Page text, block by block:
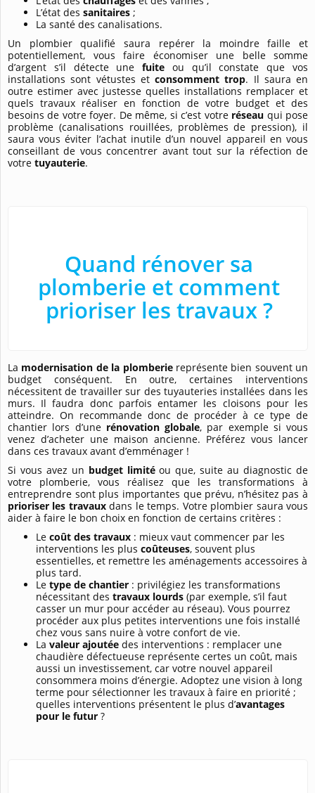
L’état des sanitaires ;
La santé des canalisations.
Un plombier qualifié saura repérer la moindre faille et
potentiellement, vous faire économiser une belle somme
d’argent s’il détecte unefuite ou qu’il constate que vos
installations sont vétustes et consomment trop. Il saura en
outre estimer avec justesse quelles installations remplacer et
quels travaux réaliser en fonction de votre budget et des
besoins de votre foyer. De même, si c’est votre réseau qui pose
problème (canalisations rouillées, problèmes de pression), il
saura vous éviter l’achat inutile d’un nouvel appareil en vous
conseillant de vous concentrer avant tout sur la réfection de
votre tuyauterie.
Quand rénover sa
plomberie et comment
prioriser les travaux ?
La modernisation de la plomberiereprésente bien souvent un
budget conséquent. En outre, certaines interventions
nécessitent de travailler sur des tuyauteries installées dans les
murs. Il faudra donc parfois entamer les cloisons pour les
atteindre. On recommande donc de procéder à ce type de
chantier lors d’une rénovation globale, par exemple si vous
venez d’acheter une maison ancienne. Préférez vous lancer
dans ces travaux avant d’emménager !
Si vous avez un budget limitéou que, suite au diagnostic de
votre plomberie, vous réalisez que les transformations à
entreprendre sont plus importantes que prévu, n’hésitez pas à
prioriser les travauxdans le temps. Votre plombier saura vous
aider à faire le bon choix en fonction de certains critères :
Le coût des travaux : mieux vaut commencer par les
interventions les plus coûteuses, souvent plus
essentielles, et remettre les aménagements accessoires à
plus tard.
Le type de chantier : privilégiez les transformations
nécessitant des travaux lourds (par exemple, s’il faut
casser un mur pour accéder au réseau). Vous pourrez
procéder aux plus petites interventions une fois installé
chez vous sans nuire à votre confort de vie.
La valeur ajoutée des interventions : remplacer une
chaudière défectueuse représente certes un coût, mais
aussi un investissement, car votre nouvel appareil
consommera moins d’énergie. Adoptez une vision à long
terme pour sélectionner les travaux à faire en priorité ;
quelles interventions présentent le plus d’avantages
pour le futur ?